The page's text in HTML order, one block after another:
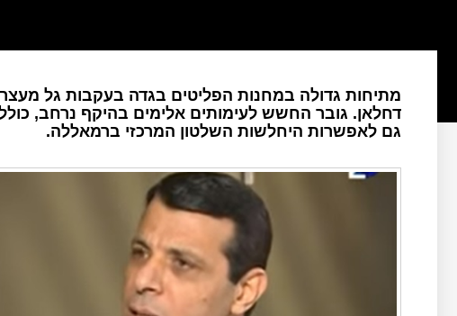
מתיחות גדולה במחנות הפליטים בגדה בעקבות גל
דחלאן. גובר החשש לעימותים אלימים בהיקף נרחב,
גם לאפשרות היחלשות השלטון המרכזי ברמאללה.